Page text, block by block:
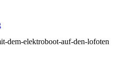
dem-elektroboot-auf-den-lofoten